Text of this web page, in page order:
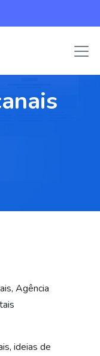
, Agência
, ideias de